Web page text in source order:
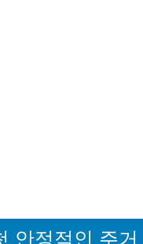
안정적인 주